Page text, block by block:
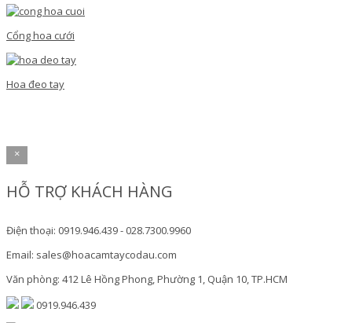
Cổng hoa cưới
Hoa đeo tay
×
HỖ TRỢ KHÁCH HÀNG
Điện thoại: 0919.946.439 - 028.7300.9960
Email: sales@hoacamtaycodau.com
Văn phòng: 412 Lê Hồng Phong, Phường 1, Quận 10, TP.HCM
0919.946.439